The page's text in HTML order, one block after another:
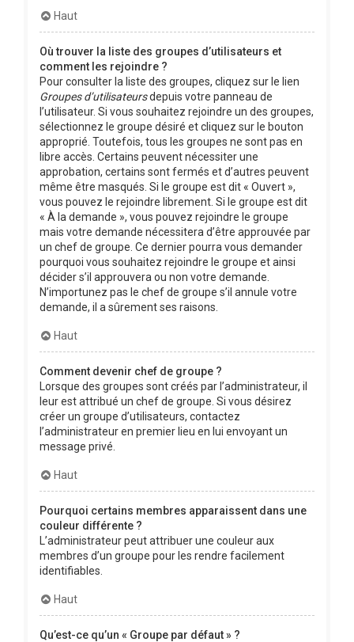
Haut
Où trouver la liste des groupes d’utilisateurs et
comment les rejoindre ?
Pour consulter la liste des groupes, cliquez sur le lien
Groupes d’utilisateursdepuis votre panneau de
l’utilisateur. Si vous souhaitez rejoindre un des groupes,
sélectionnez le groupe désiré et cliquez sur le bouton
approprié. Toutefois, tous les groupes ne sont pas en
libre accès. Certains peuvent nécessiter une
approbation, certains sont fermés et d’autres peuvent
même être masqués. Si le groupe est dit « Ouvert »,
vous pouvez le rejoindre librement. Si le groupe est dit
« À la demande », vous pouvez rejoindre le groupe
mais votre demande nécessitera d’être approuvée par
un chef de groupe. Ce dernier pourra vous demander
pourquoi vous souhaitez rejoindre le groupe et ainsi
décider s’il approuvera ou non votre demande.
N’importunez pas le chef de groupe s’il annule votre
demande, il a sûrement ses raisons.
Haut
Comment devenir chef de groupe ?
Lorsque des groupes sont créés par l’administrateur, il
leur est attribué un chef de groupe. Si vous désirez
créer un groupe d’utilisateurs, contactez
l’administrateur en premier lieu en lui envoyant un
message privé.
Haut
Pourquoi certains membres apparaissent dans une
couleur différente ?
L’administrateur peut attribuer une couleur aux
membres d’un groupe pour les rendre facilement
identifiables.
Haut
Qu’est-ce qu’un « Groupe par défaut » ?